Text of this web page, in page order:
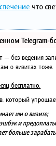
что
Telegram-
— без ведения
о визитах
бесплатно.
который
им о визите;
и
больше